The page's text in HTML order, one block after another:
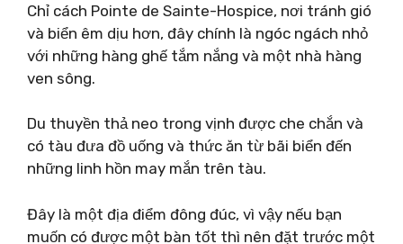
Chỉ cách Pointe de Sainte-Hospice, nơi tránh gió
và biển êm dịu hơn, đây chính là ngóc ngách nhỏ
với những hàng ghế tắm nắng và một nhà hàng
ven sông.
Du thuyền thả neo trong vịnh được che chắn và
có tàu đưa đồ uống và thức ăn từ bãi biển đến
những linh hồn may mắn trên tàu.
Đây là một địa điểm đông đúc, vì vậy nếu bạn
muốn có được một bàn tốt thì nên đặt trước một